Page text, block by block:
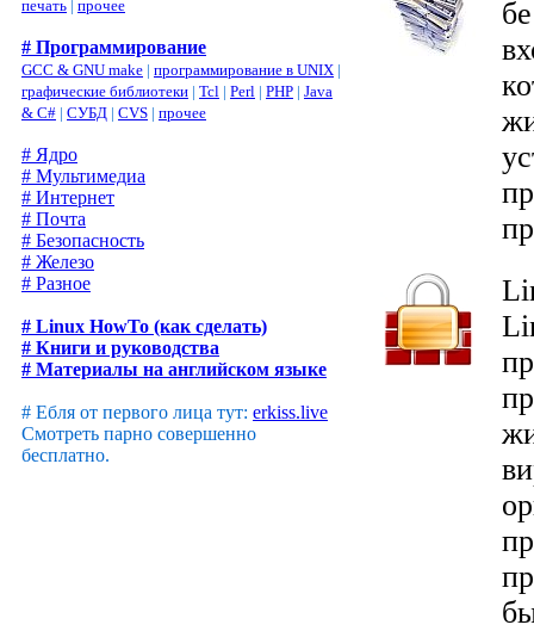
печать | прочее
# Программирование
GCC & GNU make | программирование в UNIX |
графические библиотеки | Tcl | Perl | PHP | Java
& C# | СУБД | CVS | прочее
# Ядро
# Мультимедиа
# Интернет
# Почта
# Безопасность
# Железо
# Разное
# Linux HowTo (как сделать)
# Книги и руководства
# Материалы на английском языке
# Ебля от первого лица тут: erkiss.live
Смотреть парно совершенно
бесплатно.